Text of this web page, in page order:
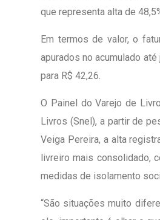
que representa alta de
Em termos de valor, o
apurados no acumulado
para R$ 42,26.
O Painel do Varejo de
Livros (Snel), a partir de
Veiga Pereira, a alta
livreiro mais consolidado,
medidas de isolamento
“São situações muito